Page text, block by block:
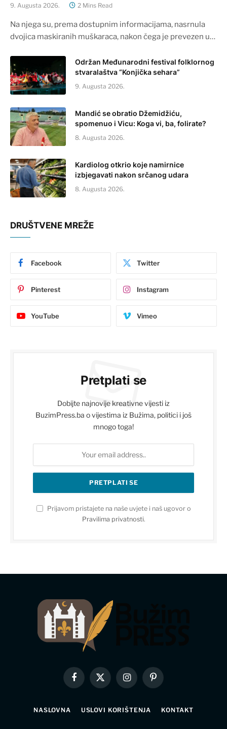
9. Augusta 2026. 2 Mins Read
Na njega su, prema dostupnim informacijama, nasrnula
dvojica maskiranih muškaraca, nakon čega je prevezen u…
Održan Međunarodni festival folklornog
stvaralaštva “Konjička sehara”
9. Augusta 2026.
Mandić se obratio Džemidžiću,
spomenuo i Vicu: Koga vi, ba, folirate?
8. Augusta 2026.
Kardiolog otkrio koje namirnice
izbjegavati nakon srčanog udara
8. Augusta 2026.
DRUŠTVENE MREŽE
Facebook Twitter
Pinterest Instagram
YouTube Vimeo
Pretplati se
Dobijte najnovije kreativne vijesti iz
BuzimPress.ba o vijestima iz Bužima, politici i još
mnogo toga!
Prijavom pristajete na naše uvjete i naš ugovor o
Pravilima privatnosti.
Facebook
X
(Twitter)
InstagramPinterest
NASLOVNA USLOVI KORIŠTENJA KONTAKT